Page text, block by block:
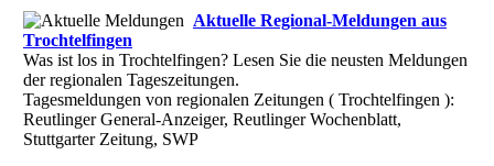
Aktuelle Regional-Meldungen aus
Trochtelfingen
Was ist los in Trochtelfingen? Lesen Sie die neusten Meldungen
der regionalen Tageszeitungen.
Tagesmeldungen von regionalen Zeitungen ( Trochtelfingen ):
Reutlinger General-Anzeiger, Reutlinger Wochenblatt,
Stuttgarter Zeitung, SWP